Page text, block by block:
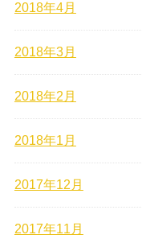
2018年4月
2018年3月
2018年2月
2018年1月
2017年12月
2017年11月